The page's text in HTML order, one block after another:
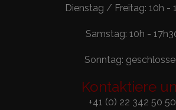
Dienstag / Freitag: 10h -
Samstag: 10h -
Sonntag:
Kontaktiere
+41 (0) 22 342 50 50